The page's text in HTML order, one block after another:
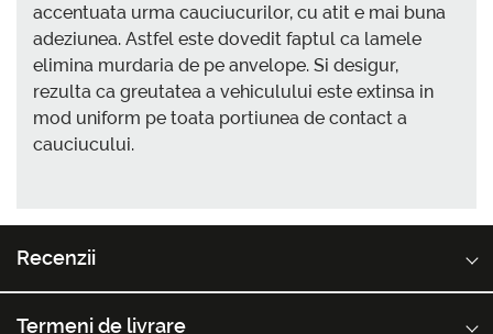
accentuata urma cauciucurilor, cu atit e mai buna
adeziunea. Astfel este dovedit faptul ca lamele
elimina murdaria de pe anvelope. Si desigur,
rezulta ca greutatea a vehiculului este extinsa in
mod uniform pe toata portiunea de contact a
cauciucului.
Recenzii
Termeni de livrare